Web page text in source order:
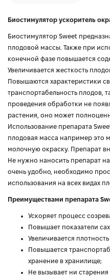
Биостимулятор ускоритель
Биостимулятор Sweet
плодовой массы. Также при
конечной фазе повышается
Увеличивается жесткость
Повышаются характеристики
транспортабельность плодов,
проведения обработки не
растения, оно может
Использование препарата
плодовая масса например это
молочную окраску. Препарат
Не нужно наносить препарат
очень удобно, необходимо
использования на всех видах
Преимуществами препарата
Ускоряет процесс
Повышает показатели
Увеличивается
Повышается
хранение в хранилище;
Не вызывает ни